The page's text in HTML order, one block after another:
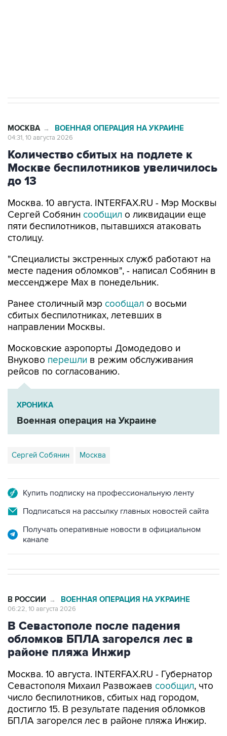
МОСКВА → ВОЕННАЯ ОПЕРАЦИЯ НА УКРАИНЕ
04:31, 10 августа 2026
Количество сбитых на подлете к
Москве беспилотников увеличилось
до 13
Москва. 10 августа. INTERFAX.RU - Мэр Москвы
Сергей Собянин сообщил о ликвидации еще
пяти беспилотников, пытавшихся атаковать
столицу.
"Специалисты экстренных служб работают на
месте падения обломков", - написал Собянин в
мессенджере Max в понедельник.
Ранее столичный мэр сообщал о восьми
сбитых беспилотниках, летевших в
направлении Москвы.
Московские аэропорты Домодедово и
Внуково перешли в режим обслуживания
рейсов по согласованию.
ХРОНИКА
Военная операция на Украине
Сергей Собянин Москва
Купить подписку на профессиональную ленту
Подписаться на рассылку главных новостей сайта
Получать оперативные новости в официальном
канале
В РОССИИ → ВОЕННАЯ ОПЕРАЦИЯ НА УКРАИНЕ
06:22, 10 августа 2026
В Севастополе после падения
обломков БПЛА загорелся лес в
районе пляжа Инжир
Москва. 10 августа. INTERFAX.RU - Губернатор
Севастополя Михаил Развожаев сообщил, что
число беспилотников, сбитых над городом,
достигло 15. В результате падения обломков
БПЛА загорелся лес в районе пляжа Инжир.